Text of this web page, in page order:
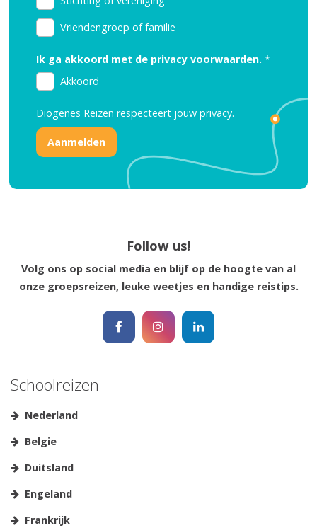
Vriendengroep of familie
Ik ga akkoord met de privacy voorwaarden. *
Akkoord
Diogenes Reizen respecteert jouw privacy.
Follow us!
Volg ons op social media en blijf op de hoogte van al
onze groepsreizen, leuke weetjes en handige reistips.
Schoolreizen
Nederland
Belgie
Duitsland
Engeland
Frankrijk
Reisinspiratie nodig?
Schrijf je dan in voor onze nieuwsbrief, boordevol
reisinspiratie en prachtige bestemmingen!
Nee, ik ben niet geïntereseerd